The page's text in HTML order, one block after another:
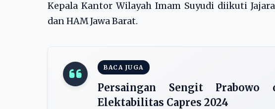
Kepala Kantor Wilayah Imam Suyudi diikuti
dan HAM Jawa Barat.
BACA JUGA
Persaingan Sengit
Elektabilitas Capres 2024